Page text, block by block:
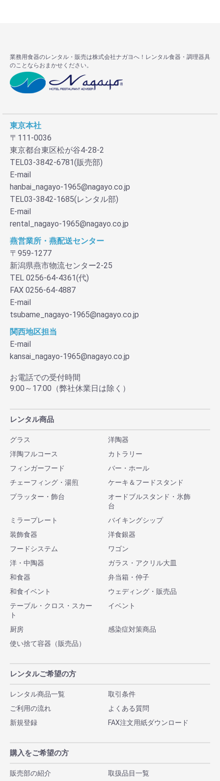
業務用食器のレンタル・販売は株式会社ナガヨへ！レンタル食器・調理器具
のことならおまかせください。
東京本社
〒111-0036
東京都台東区松が谷4-28-2
TEL03-3842-6781(販売部)
E-mail
hanbai_nagayo-1965@nagayo.co.jp
TEL03-3842-1685(レンタル部)
E-mail
rental_nagayo-1965@nagayo.co.jp
燕営業所・燕配送センター
〒959-1277
新潟県燕市物流センター2-25
TEL 0256-64-4361(代)
FAX 0256-64-4887
E-mail
tsubame_nagayo-1965@nagayo.co.jp
関西地区担当
E-mail
kansai_nagayo-1965@nagayo.co.jp
お電話での受付時間
9:00～17:00（弊社休業日は除く）
レンタル商品
グラス
洋陶器
洋陶フルコース
カトラリー
フィンガーフード
バー・ホール
チェーフィング・湯煎
ケーキ＆フードスタンド
プラッター・飾台
オードブルスタンド・氷飾
台
ミラープレート
バイキングシップ
装飾食器
洋食銀器
フードシステム
ワゴン
洋・中陶器
ガラス・アクリル大皿
和食器
弁当箱・仲子
和食イベント
ウェディング・販売品
テーブル・クロス・スカー
ト
イベント
厨房
感染症対策商品
使い捨て容器（販売品）
レンタルご希望の方
レンタル商品一覧
取引条件
ご利用の流れ
よくある質問
新規登録
FAX注文用紙ダウンロード
購入をご希望の方
販売部の紹介 取扱品目一覧